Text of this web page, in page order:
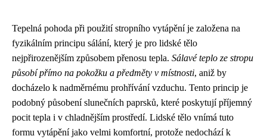
Tepelná pohoda při použití stropního vytápění je založena na
fyzikálním principu sálání, který je pro lidské tělo
nejpřirozenějším způsobem přenosu tepla. Sálavé teplo ze stropu
působí přímo na pokožku a předměty v místnosti, aniž by
docházelo k nadměrnému prohřívání vzduchu. Tento princip je
podobný působení slunečních paprsků, které poskytují příjemný
pocit tepla i v chladnějším prostředí. Lidské tělo vnímá tuto
formu vytápění jako velmi komfortní, protože nedochází k